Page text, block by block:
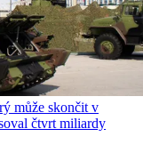
může skončit v
čtvrt miliardy